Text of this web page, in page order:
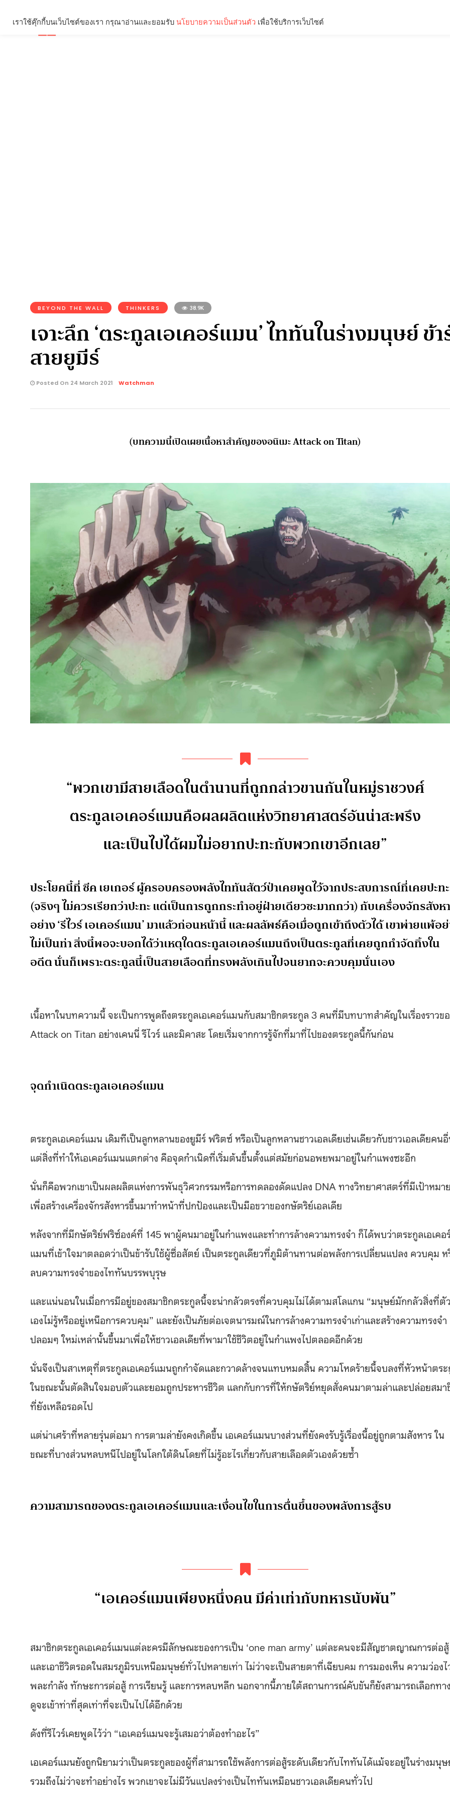
BEYOND THE WALL THINKERS 38.9K
เจาะลึก ‘ตระกูลเอเคอร์แมน’ ไททันในร่างมนุษย์
สายยูมีร์
Posted On 24 March 2021 Watchman
(บทความนี้เปิดเผยเนื้อหาสำคัญของอนิเมะ Attack on Titan)
“พวกเขามีสายเลือดในตำนานที่ถูกกล่าวขานกันในหมู่ราชวงศ์
ตระกูลเอเคอร์แมนคือผลผลิตแห่งวิทยาศาสตร์อันน่าสะพรึง
และเป็นไปได้ผมไม่อยากปะทะกับพวกเขาอีกเลย”
ประโยคนี้ที่ ซีค เยเกอร์ ผู้ครอบครองพลังไททันสัตว์ป่าเคยพูดไว้จากประสบการณ์ที่เคยปะทะ
(จริงๆ ไม่ควรเรียกว่าปะทะ แต่เป็นการถูกกระทำอยู่ฝ่ายเดียวซะมากกว่า) กับเครื่องจักรสังห
อย่าง ‘รีไวร์ เอเคอร์แมน’ มาแล้วก่อนหน้านี้ และผลลัพธ์คือเมื่อถูกเข้าถึงตัวได้ เขาพ่ายแพ้อ
ไม่เป็นท่า สิ่งนี้พอจะบอกได้ว่าเหตุใดตระกูลเอเคอร์แมนถึงเป็นตระกูลที่เคยถูกกำจัดทิ้งใน
อดีต นั่นก็เพราะตระกูลนี้เป็นสายเลือดที่ทรงพลังเกินไปจนยากจะควบคุมนั่นเอง
เนื้อหาในบทความนี้ จะเป็นการพูดถึงตระกูลเอเคอร์แมนกับสมาชิกตระกูล 3 คนที่มีบทบาทสำคัญในเรื่องราวข
Attack on Titan อย่างเคนนี่ รีไวร์ และมิคาสะ โดยเริ่มจากการรู้จักที่มาที่ไปของตระกูลนี้กันก่อน
จุดกำเนิดตระกูลเอเคอร์แมน
ตระกูลเอเคอร์แมน เดิมทีเป็นลูกหลานของยูมีร์ ฟริตซ์ หรือเป็นลูกหลานชาวเอลเดียเช่นเดียวกับชาวเอลเดียคน
แต่สิ่งที่ทำให้เอเคอร์แมนแตกต่าง คือจุดกำเนิดที่เริ่มต้นขึ้นตั้งแต่สมัยก่อนอพยพมาอยู่ในกำแพงซะอีก
นั่นก็คือพวกเขาเป็นผลผลิตแห่งการพันธุวิศวกรรมหรือการทดลองดัดแปลง DNA ทางวิทยาศาสตร์ที่มีเป้าหมาย
เพื่อสร้างเครื่องจักรสังหารขึ้นมาทำหน้าที่ปกป้องและเป็นมือขวาของกษัตริย์เอลเดีย
หลังจากที่มีกษัตริย์ฟริซ์องค์ที่ 145 พาผู้คนมาอยู่ในกำแพงและทำการล้างความทรงจำ ก็ได้พบว่าตระกูลเอเคอ
แมนที่เข้าใจมาตลอดว่าเป็นข้ารับใช้ผู้ซื่อสัตย์ เป็นตระกูลเดียวที่ภูมิต้านทานต่อพลังการเปลี่ยนแปลง ควบคุม ห
ลบความทรงจำของไททันบรรพบุรุษ
และแน่นอนในเมื่อการมีอยู่ของสมาชิกตระกูลนี้จะน่ากลัวตรงที่ควบคุมไม่ได้ตามสโลแกน “มนุษย์มักกลัวสิ่งที่ตัว
เองไม่รู้หรืออยู่เหนือการควบคุม” และยังเป็นภัยต่อเจตนารมณ์ในการล้างความทรงจำเก่าและสร้างความทรงจำ
ปลอมๆ ใหม่เหล่านั้นขึ้นมาเพื่อให้ชาวเอลเดียที่พามาใช้ชีวิตอยู่ในกำแพงไปตลอดอีกด้วย
นั่นจึงเป็นสาเหตุที่ตระกูลเอเคอร์แมนถูกกำจัดและกวาดล้างจนแทบหมดสิ้น ความโหดร้ายนี้จบลงที่หัวหน้าตร
ในขณะนั้นตัดสินใจมอบตัวและยอมถูกประหารชีวิต แลกกับการที่ให้กษัตริย์หยุดสั่งคนมาตามล่าและปล่อยสมา
ที่ยังเหลือรอดไป
แต่น่าเศร้าที่หลายรุ่นต่อมา การตามล่ายังคงเกิดขึ้น เอเคอร์แมนบางส่วนที่ยังคงรับรู้เรื่องนี้อยู่ถูกตามสังหาร ใน
ขณะที่บางส่วนหลบหนีไปอยู่ในโลกใต้ดินโดยที่ไม่รู้อะไรเกี่ยวกับสายเลือดตัวเองด้วยซ้ำ
ความสามารถของตระกูลเอเคอร์แมนและเงื่อนไขในการตื่นขึ้นของพลังการสู้รบ
“เอเคอร์แมนเพียงหนึ่งคน มีค่าเท่ากับทหารนับพัน”
สมาชิกตระกูลเอเคอร์แมนแต่ละครมีลักษณะของการเป็น ‘one man army’ แต่ละคนจะมีสัญชาตญาณการต่อสู้
และเอาชีวิตรอดในสมรภูมิรบเหนือมนุษย์ทั่วไปหลายเท่า ไม่ว่าจะเป็นสายตาที่เฉียบคม การมองเห็น ความว่องไ
พละกำลัง ทักษะการต่อสู้ การเรียนรู้ และการหลบหลีก นอกจากนี้ภายใต้สถานการณ์คับขันก็ยังสามารถเลือกทา
ดูจะเข้าท่าที่สุดเท่าที่จะเป็นไปได้อีกด้วย
ดังที่รีไวร์เคยพูดไว้ว่า “เอเคอร์แมนจะรู้เสมอว่าต้องทำอะไร”
เอเคอร์แมนยังถูกนิยามว่าเป็นตระกูลของผู้ที่สามารถใช้พลังการต่อสู้ระดับเดียวกับไททันได้แม้จะอยู่ในร่างมนุ
รวมถึงไม่ว่าจะทำอย่างไร พวกเขาจะไม่มีวันแปลงร่างเป็นไททันเหมือนชาวเอลเดียคนทั่วไป
เราใช้คุ๊กกี้บนเว็บไซต์ของเรา กรุณาอ่านและยอมรับ นโยบายความเป็นส่วนตัว เพื่อใช้บริการเว็บไซต์